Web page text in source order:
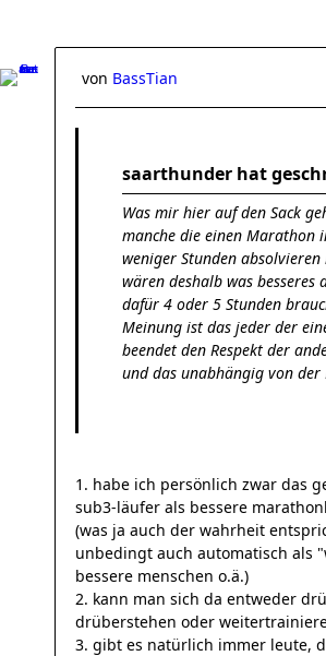
von BassTian
saarthunder hat
Was mir hier auf den Sack
manche die einen Marathon
weniger Stunden absolvieren
wären deshalb was besseres
dafür 4 oder 5 Stunden
Meinung ist das jeder der
beendet den Respekt der
und das unabhängig von der
1. habe ich persönlich zwar das
sub3-läufer als bessere
(was ja auch der wahrheit
unbedingt auch automatisch als
bessere menschen o.ä.)
2. kann man sich da entweder
drüberstehen oder
3. gibt es natürlich immer leute,